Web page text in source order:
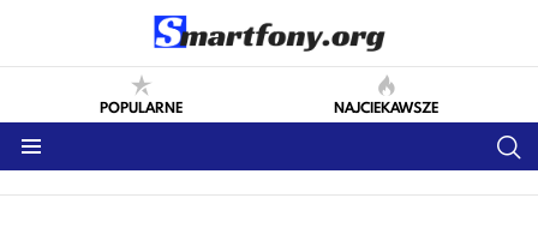
POPULARNE NAJCIEKAWSZE